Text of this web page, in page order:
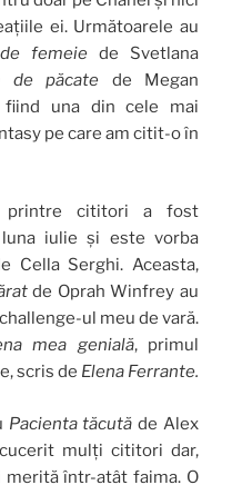
ei. Următoarele au
femeie de Svetlana
de păcate de Megan
fiind una din cele mai
pe care am citit-o în
printre cititori a fost
iulie și este vorba
Cella Serghi. Aceasta,
de Oprah Winfrey au
ul meu de vară.
mea genială, primul
scris de Elena Ferrante.
Pacienta tăcută de Alex
mulți cititori dar,
într-atât faima. O